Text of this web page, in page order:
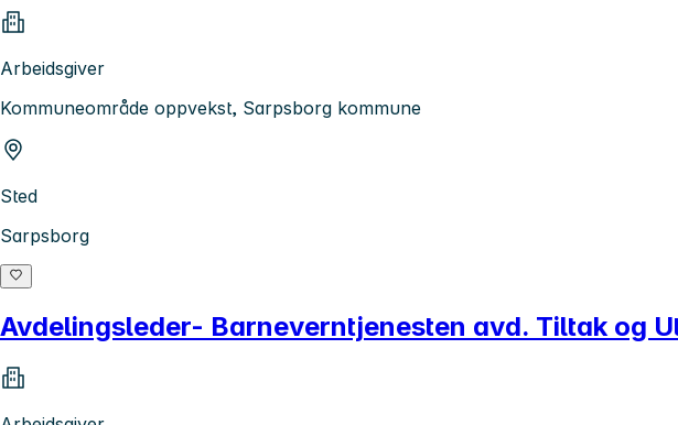
Arbeidsgiver
Kommuneområde oppvekst, Sarpsborg kommune
Sted
Sarpsborg
Avdelingsleder- Barneverntjenesten avd. Tiltak og